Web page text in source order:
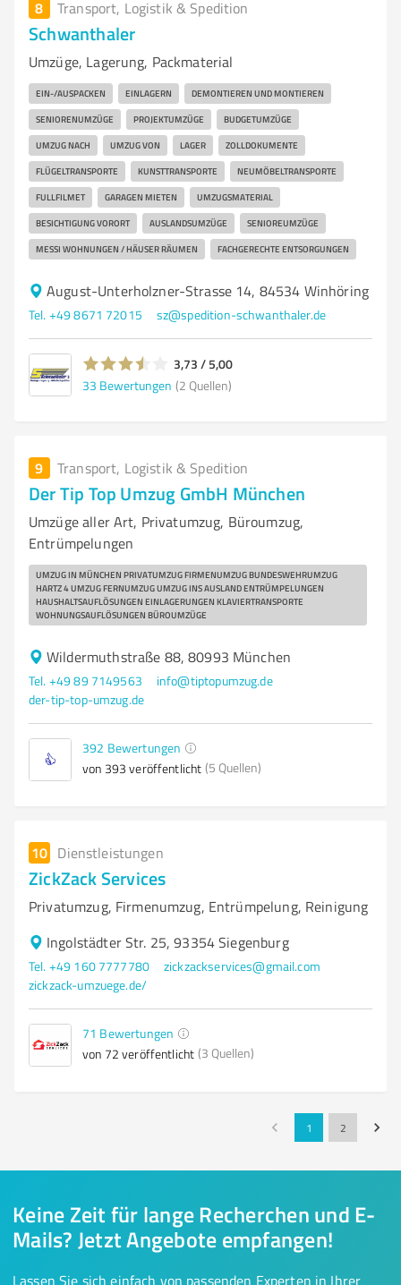
8 Transport, Logistik & Spedition
Schwanthaler
Umzüge, Lagerung, Packmaterial
EIN-/AUSPACKEN EINLAGERN DEMONTIEREN UND MONTIEREN
SENIORENUMZÜGE PROJEKTUMZÜGE BUDGETUMZÜGE
UMZUG NACH UMZUG VON LAGER ZOLLDOKUMENTE
FLÜGELTRANSPORTE KUNSTTRANSPORTE NEUMÖBELTRANSPORTE
FULLFILMET GARAGEN MIETEN UMZUGSMATERIAL
BESICHTIGUNG VORORT AUSLANDSUMZÜGE SENIOREUMZÜGE
MESSI WOHNUNGEN / HÄUSER RÄUMEN FACHGERECHTE ENTSORGUNGEN
August-Unterholzner-Strasse 14, 84534 Winhöring
Tel. +49 8671 72015 sz@spedition-schwanthaler.de
3,73 / 5,00
33 Bewertungen (2 Quellen)
9 Transport, Logistik & Spedition
Der Tip Top Umzug GmbH München
Umzüge aller Art, Privatumzug, Büroumzug,
Entrümpelungen
UMZUG IN MÜNCHEN PRIVATUMZUG FIRMENUMZUG BUNDESWEHRUMZUG
HARTZ 4 UMZUG FERNUMZUG UMZUG INS AUSLAND ENTRÜMPELUNGEN
HAUSHALTSAUFLÖSUNGEN EINLAGERUNGEN KLAVIERTRANSPORTE
WOHNUNGSAUFLÖSUNGEN BÜROUMZÜGE
Wildermuthstraße 88, 80993 München
Tel. +49 89 7149563
info@tiptopumzug.de
der-tip-top-umzug.de
392 Bewertungen
von 393 veröffentlicht (5 Quellen)
10 Dienstleistungen
ZickZack Services
Privatumzug, Firmenumzug, Entrümpelung, Reinigung
Ingolstädter Str. 25, 93354 Siegenburg
Tel. +49 160 7777780
zickzackservices@gmail.com
zickzack-umzuege.de/
71 Bewertungen
von 72 veröffentlicht (3 Quellen)
1 2
Keine Zeit für lange Recherchen und E-
Mails? Jetzt Angebote empfangen!
Lassen Sie sich einfach von passenden Experten in Ihrer